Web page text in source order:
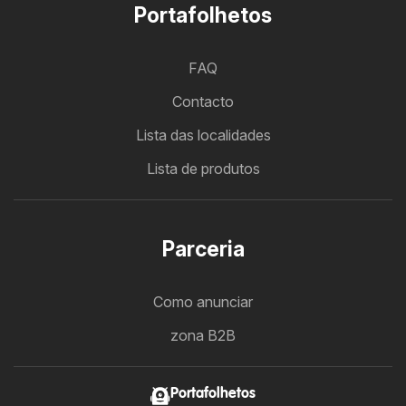
Portafolhetos
FAQ
Contacto
Lista das localidades
Lista de produtos
Parceria
Como anunciar
zona B2B
Portafolhetos